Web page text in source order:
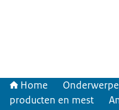
Home
producten en mest